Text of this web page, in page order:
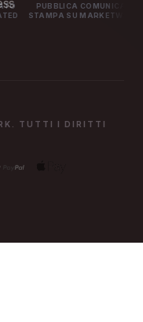
COMUNICATO
SU MARKETWATCH
STAMPA
TUTTI I DIRITTI